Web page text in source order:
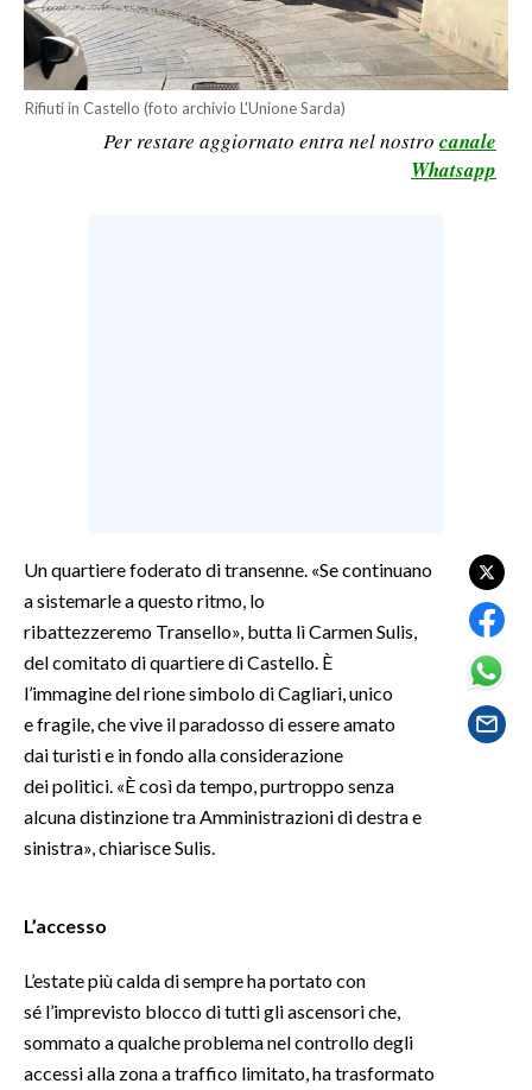
LAVORO
BANDI
SPORT IN SARDEGNA
SPETTACOLI
SARDEGNA TURISMO
SARDI NEL MONDO
NOTIZIE
#CARAUNIONE
3 MINUTI CON
INSULARITÀ
Rifiuti in Castello (foto archivio L'Unione Sarda)
Per restare aggiornato entra nel nostro canale
Whatsapp
Un quartiere foderato di transenne. «Se continuano
a sistemarle a questo ritmo, lo
ribattezzeremo Transello», butta lì Carmen Sulis,
del comitato di quartiere di Castello. È
l’immagine del rione simbolo di Cagliari, unico
e fragile, che vive il paradosso di essere amato
dai turisti e in fondo alla considerazione
dei politici. «È così da tempo, purtroppo senza
alcuna distinzione tra Amministrazioni di destra e
sinistra», chiarisce Sulis.
L’accesso
L’estate più calda di sempre ha portato con
sé l’imprevisto blocco di tutti gli ascensori che,
sommato a qualche problema nel controllo degli
accessi alla zona a traffico limitato, ha trasformato